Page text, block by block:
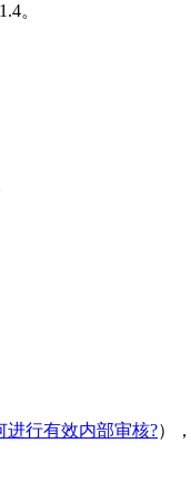
。
进行有效内部审核?）